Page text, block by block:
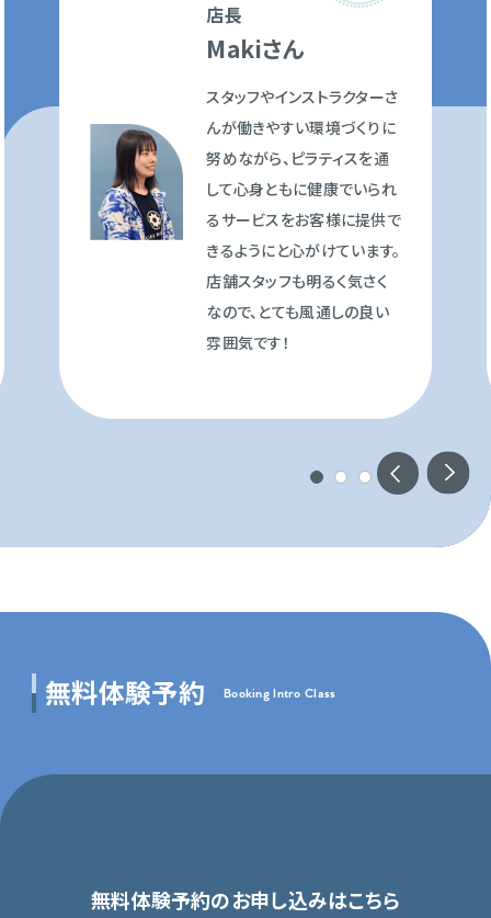
店長
Makiさん
スタッフやインストラクターさ
んが働きやすい環境づくりに
努めながら、ピラティスを通
して心身ともに健康でいられ
るサービスをお客様に提供で
きるようにと心がけています。
店舗スタッフも明るく気さく
なので、とても風通しの良い
雰囲気です！
無料体験予約 Booking Intro Class
無料体験予約のお申し込みはこちら